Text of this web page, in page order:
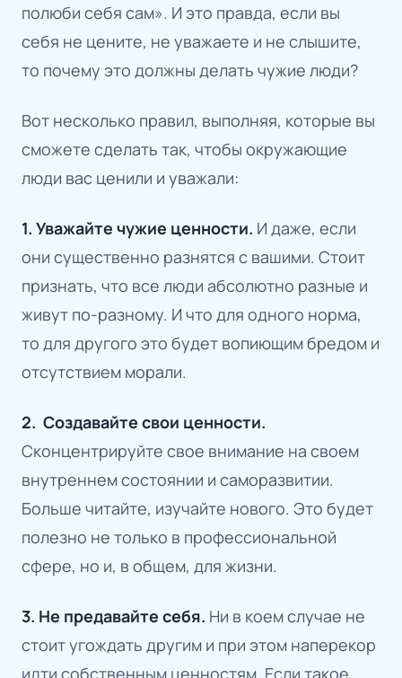
полюби себя сам». И это правда, если вы
себя не цените, не уважаете и не слышите,
то почему это должны делать чужие люди?
Вот несколько правил, выполняя, которые вы
сможете сделать так, чтобы окружающие
люди вас ценили и уважали:
1. Уважайте чужие ценности. И даже, если
они существенно разнятся с вашими. Стоит
признать, что все люди абсолютно разные и
живут по-разному. И что для одного норма,
то для другого это будет вопиющим бредом и
отсутствием морали.
2. Создавайте свои ценности.
Сконцентрируйте свое внимание на своем
внутреннем состоянии и саморазвитии.
Больше читайте, изучайте нового. Это будет
полезно не только в профессиональной
сфере, но и, в общем, для жизни.
3. Не предавайте себя. Ни в коем случае не
стоит угождать другим и при этом наперекор
идти собственным ценностям. Если такое